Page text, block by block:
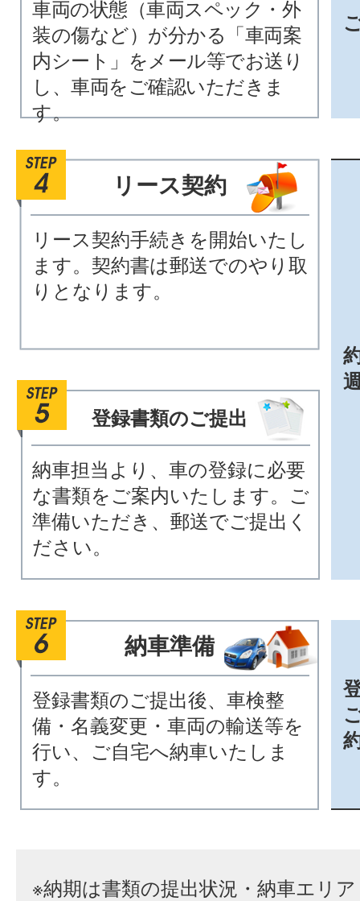
車両の状態（車両スペック・外
装の傷など）が分かる「車両案
内シート」をメール等でお送り
し、車両をご確認いただきま
す。
リース契約
リース契約手続きを開始いたし
ます。契約書は郵送でのやり取
りとなります。
登録書類のご提出
納車担当より、車の登録に必要
な書類をご案内いたします。ご
準備いただき、郵送でご提出く
ださい。
納車準備
登録書類のご提出後、車検整
備・名義変更・車両の輸送等を
行い、ご自宅へ納車いたしま
す。
※納期は書類の提出状況・納車エリ